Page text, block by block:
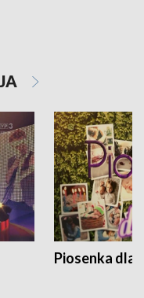
Piosenka dla